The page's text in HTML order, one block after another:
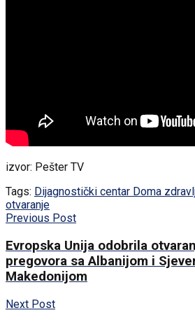
izvor: Pešter TV
Tags: Dijagnostički centar Doma
otvaranje
Previous Post
Evropska Unija odobrila
pregovora sa Albanijom i
Makedonijom
Next Post